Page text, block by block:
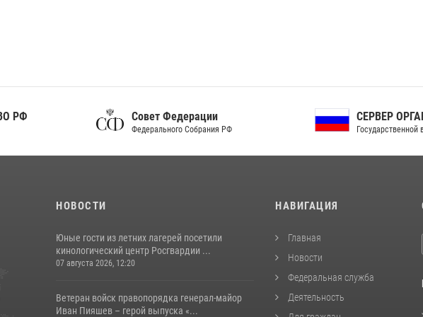
Совет Федерации
Федерального Собрания РФ
СЕРВЕР ОРГАНОВ
Государственной власти РФ
НОВОСТИ
Юные гости из летних лагерей посетили
кинологический центр Росгвардии ...
07 августа 2026, 12:20
Ветеран войск правопорядка генерал-майор
Иван Пияшев – герой выпуска «...
НАВИГАЦИЯ
Главная
Новости
Федеральная служба
Деятельность